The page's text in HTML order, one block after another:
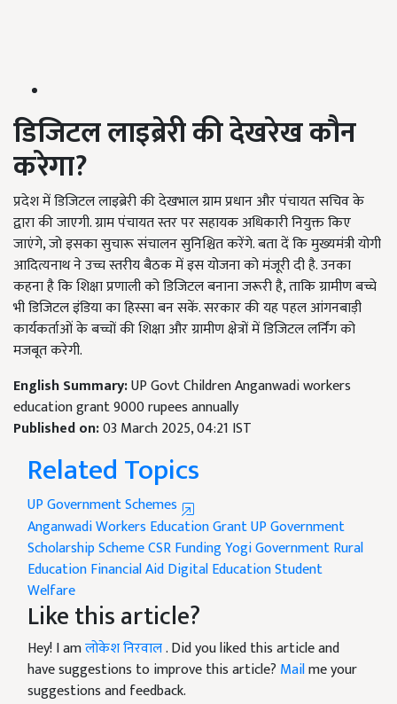
डिजिटल लाइब्रेरी की देखरेख कौन
करेगा?
प्रदेश में डिजिटल लाइब्रेरी की देखभाल ग्राम प्रधान और पंचायत सचिव के
द्वारा की जाएगी. ग्राम पंचायत स्तर पर सहायक अधिकारी नियुक्त किए
जाएंगे, जो इसका सुचारू संचालन सुनिश्चित करेंगे. बता दें कि मुख्यमंत्री योगी
आदित्यनाथ ने उच्च स्तरीय बैठक में इस योजना को मंजूरी दी है. उनका
कहना है कि शिक्षा प्रणाली को डिजिटल बनाना जरूरी है, ताकि ग्रामीण बच्चे
भी डिजिटल इंडिया का हिस्सा बन सकें. सरकार की यह पहल आंगनबाड़ी
कार्यकर्ताओं के बच्चों की शिक्षा और ग्रामीण क्षेत्रों में डिजिटल लर्निंग को
मजबूत करेगी.
English Summary:UP Govt Children Anganwadi workers
education grant 9000 rupees annually
Published on:03 March 2025, 04:21 IST
Related Topics
UP Government Schemes
Anganwadi Workers Education GrantUP Government
Scholarship SchemeCSR FundingYogi GovernmentRural
EducationFinancial AidDigital EducationStudent
Welfare
Like this article?
Hey! I amलोकेश निरवाल. Did you liked this article and
have suggestions to improve this article? Mailme your
suggestions and feedback.